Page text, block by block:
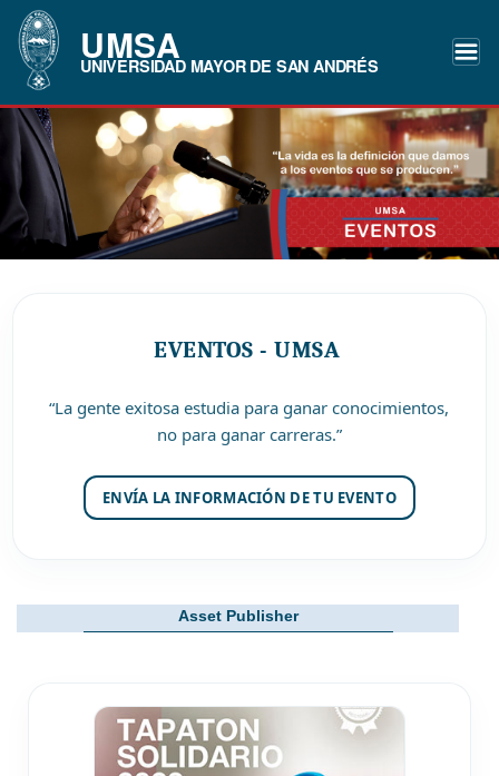
UMSA
UNIVERSIDAD MAYOR DE SAN ANDRÉS
EVENTOS - UMSA
“La gente exitosa estudia para ganar conocimientos,
no para ganar carreras.”
ENVÍA LA INFORMACIÓN DE TU EVENTO
Asset Publisher